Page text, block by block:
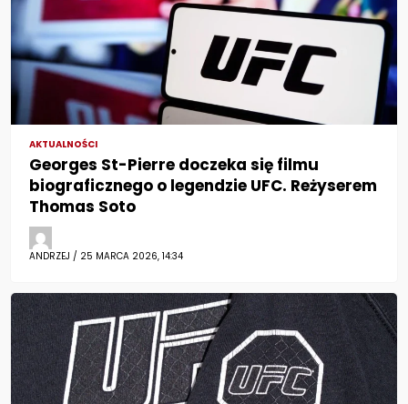
AKTUALNOŚCI
Georges St-Pierre doczeka się filmu
biograficznego o legendzie UFC. Reżyserem
Thomas Soto
ANDRZEJ / 25 MARCA 2026, 14:34